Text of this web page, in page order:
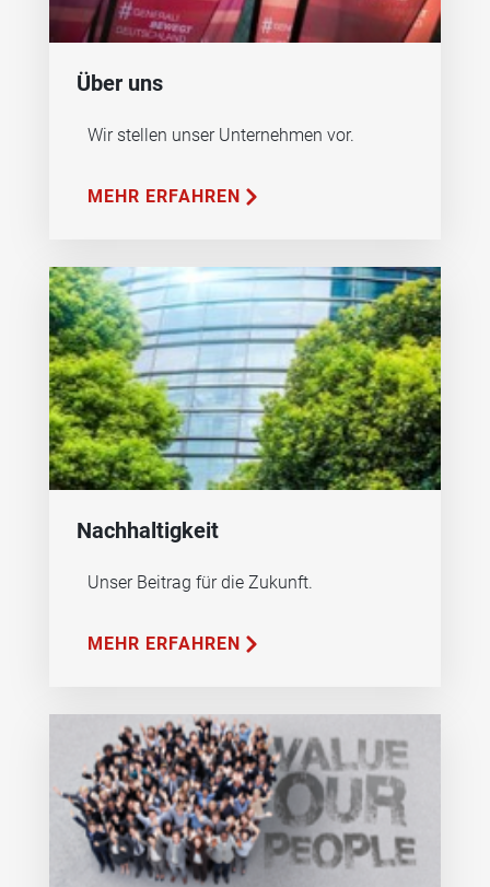
Über uns
Wir stellen unser Unternehmen vor.
MEHR ERFAHREN
Nachhaltigkeit
Unser Beitrag für die Zukunft.
MEHR ERFAHREN